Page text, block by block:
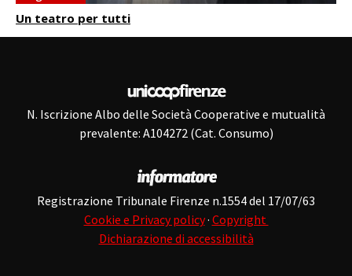
Un teatro per tutti
N. Iscrizione Albo delle Società Cooperative e mutualità
prevalente: A104272 (Cat. Consumo)
Registrazione Tribunale Firenze n.1554 del 17/07/63
Cookie e Privacy policy· Copyright
Dichiarazione di accessibilità